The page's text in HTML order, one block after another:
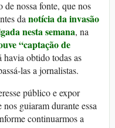
nossa fonte, que nos
da notícia da invasão
nesta semana, na
“captação de
obtido todas as
las a jornalistas.
público e expor
guiaram durante essa
continuarmos a